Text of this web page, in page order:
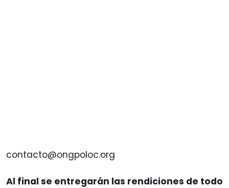
contacto@ongpoloc.org
Al final se entregarán las rendiciones de todo